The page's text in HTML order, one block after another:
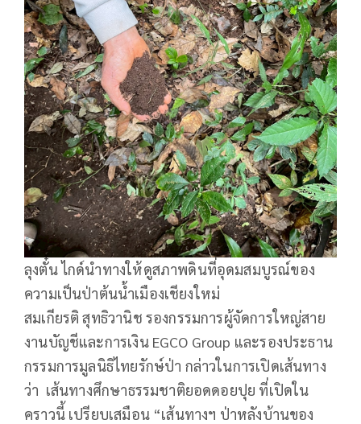
ลุงตั๋น ไกด์นำทางให้ดูสภาพดินที่อุดมสมบูรณ์ของ
ความเป็นป่าต้นน้ำเมืองเชียงใหม่
สมเกียรติ สุทธิวานิช รองกรรมการผู้จัดการใหญ่สาย
งานบัญชีและการเงิน EGCO Group และรองประธาน
กรรมการมูลนิธิไทยรักษ์ป่า กล่าวในการเปิดเส้นทาง
ว่า เส้นทางศึกษาธรรมชาติยอดดอยปุย ที่เปิดใน
คราวนี้ เปรียบเสมือน “เส้นทางฯ ป่าหลังบ้านของ